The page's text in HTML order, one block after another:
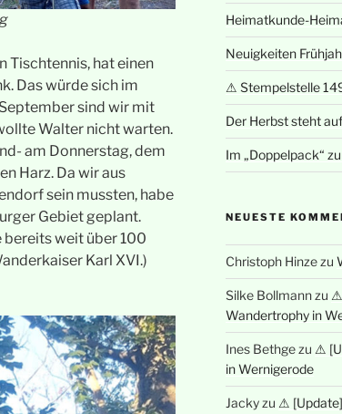
Tischtennis, hat einen
Das würde sich im
sind wir mit
Walter nicht warten.
am Donnerstag, dem
Harz. Da wir aus
sein mussten, habe
Gebiet geplant.
bereits weit über 100
Karl XVI.)
Heimatkunde-
Neuigkeiten
⚠ Stempelstelle
Der Herbst steht
Im „Doppelpack“
NEUESTE
Christoph Hinzezu
Silke Bollmannzu ⚠
Wandertrophy in
Ines Bethgezu ⚠
in Wernigerode
Jackyzu ⚠